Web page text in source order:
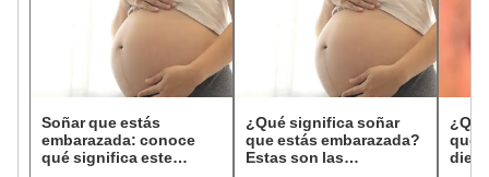
Soñar que estás
embarazada: conoce
qué significa este
¿Qué significa soñar
que estás embarazada?
Estas son las
que